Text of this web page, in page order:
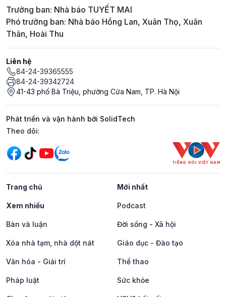
Trưởng ban: Nhà báo TUYẾT MAI
Phó trưởng ban: Nhà báo Hồng Lan, Xuân Thọ, Xuân
Thân, Hoài Thu
Liên hệ
84-24-39365555
84-24-39342724
41-43 phố Bà Triệu, phường Cửa Nam, TP. Hà Nội
Phát triển và vận hành bởi SolidTech
Mạng xã hội
Theo dõi:
Trang chủ Mới nhất
Xem nhiều Podcast
Bàn và luận Đời sống - Xã hội
Xóa nhà tạm, nhà dột nát Giáo dục - Đào tạo
Văn hóa - Giải trí Thể thao
Pháp luật Sức khỏe